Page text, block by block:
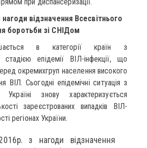
нагоди відзначення Всесвітнього
боротьби зі СНІДом
в категорії країн з
стадією епідемії ВІЛ-інфекції, що
окремихгруп населення високого
ВІЛ. Сьогодні епідемічні ситуація з
Україні знову характеризується
зареєстрованих випадків ВІЛ-
регіонах України.
з нагоди відзначення